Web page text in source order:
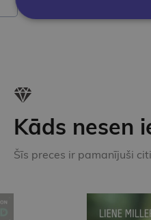
Kāds nesen
Šīs preces ir pamanījuši